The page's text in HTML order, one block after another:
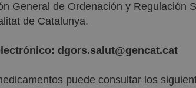
General de Ordenación y Regulación
de Catalunya.
dgors.salut@gencat.cat
puede consultar los